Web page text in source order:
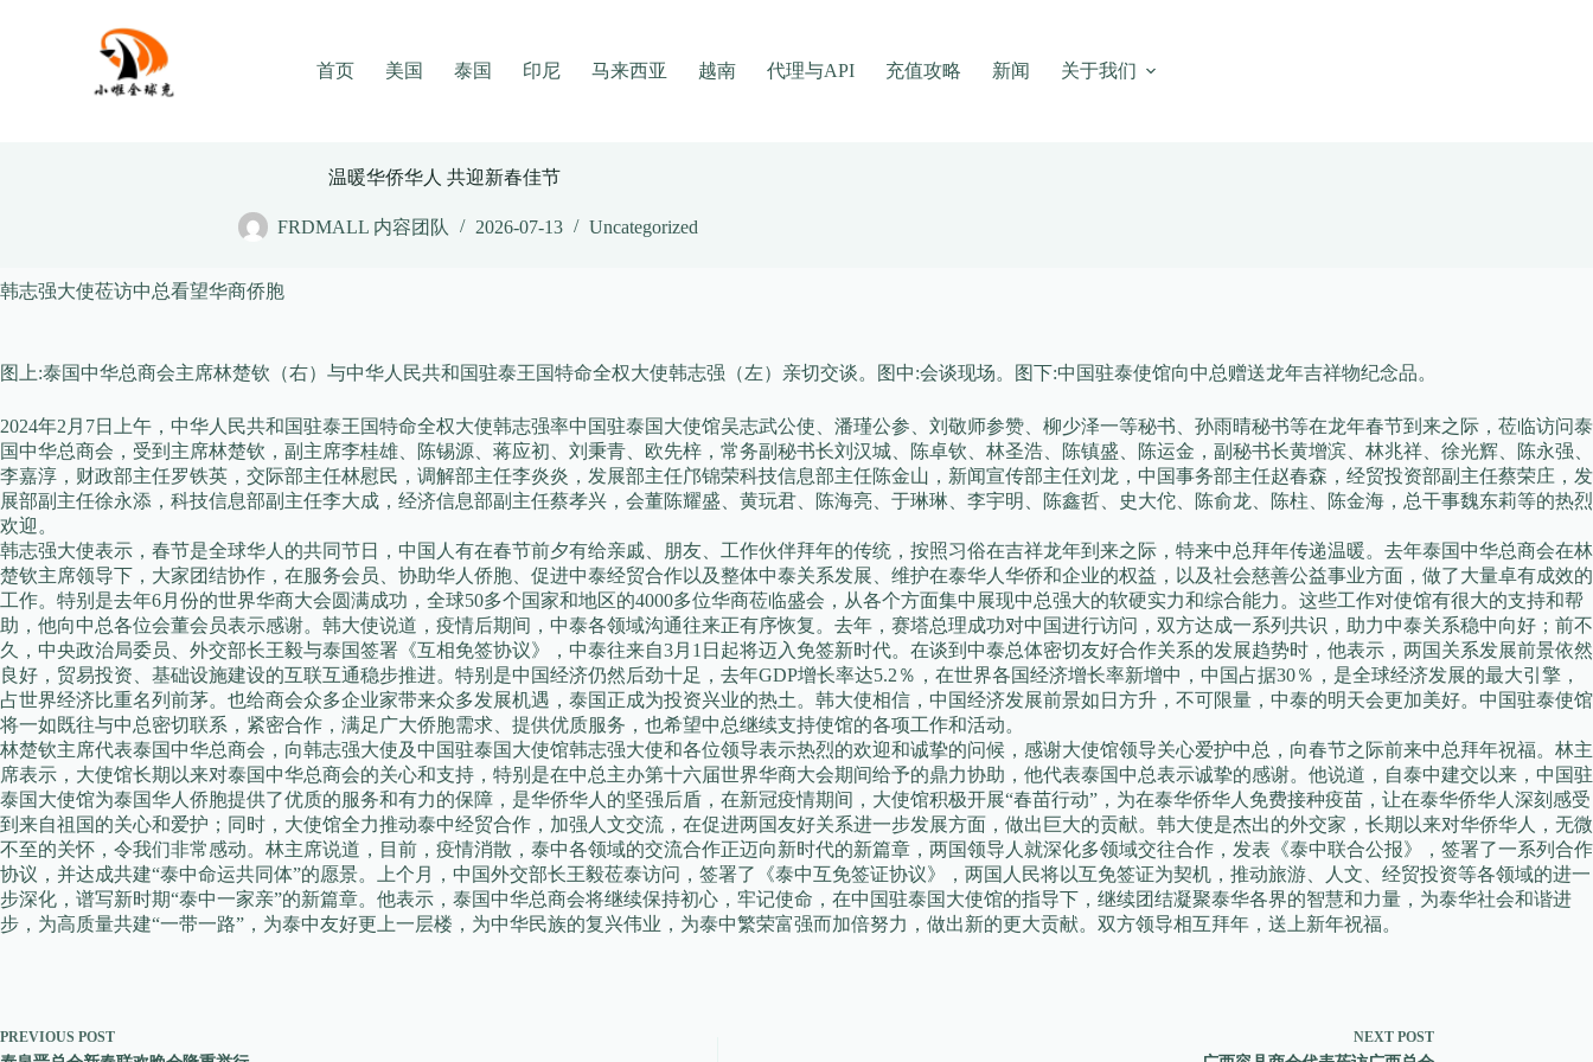
首页
美国 泰国 印尼 马来西亚 越南 代理与API 充值攻略 新闻 关于我们
温暖华侨华人 共迎新春佳节
FRDMALL 内容团队 2026-07-13 Uncategorized
韩志强大使莅访中总看望华商侨胞
图上:泰国中华总商会主席林楚钦（右）与中华人民共和国驻泰王国特命全权大使韩志强（左）亲切交谈。图中:会谈现场。图下:中国驻泰使馆向中总赠送龙年吉祥物纪念品。
2024年2月7日上午，中华人民共和国驻泰王国特命全权大使韩志强率中国驻泰国大使馆吴志武公使、潘瑾公参、刘敬师参赞、柳少泽一等秘书、孙雨晴秘书等在龙年春节到来之际，莅临访问泰
国中华总商会，受到主席林楚钦，副主席李桂雄、陈锡源、蒋应初、刘秉青、欧先梓，常务副秘书长刘汉城、陈卓钦、林圣浩、陈镇盛、陈运金，副秘书长黄增滨、林兆祥、徐光辉、陈永强、
李嘉淳，财政部主任罗铁英，交际部主任林慰民，调解部主任李炎炎，发展部主任邝锦荣科技信息部主任陈金山，新闻宣传部主任刘龙，中国事务部主任赵春森，经贸投资部副主任蔡荣庄，发
展部副主任徐永添，科技信息部副主任李大成，经济信息部副主任蔡孝兴，会董陈耀盛、黄玩君、陈海亮、于琳琳、李宇明、陈鑫哲、史大佗、陈俞龙、陈柱、陈金海，总干事魏东莉等的热烈
欢迎。
韩志强大使表示，春节是全球华人的共同节日，中国人有在春节前夕有给亲戚、朋友、工作伙伴拜年的传统，按照习俗在吉祥龙年到来之际，特来中总拜年传递温暖。去年泰国中华总商会在林
楚钦主席领导下，大家团结协作，在服务会员、协助华人侨胞、促进中泰经贸合作以及整体中泰关系发展、维护在泰华人华侨和企业的权益，以及社会慈善公益事业方面，做了大量卓有成效的
工作。特别是去年6月份的世界华商大会圆满成功，全球50多个国家和地区的4000多位华商莅临盛会，从各个方面集中展现中总强大的软硬实力和综合能力。这些工作对使馆有很大的支持和帮
助，他向中总各位会董会员表示感谢。韩大使说道，疫情后期间，中泰各领域沟通往来正有序恢复。去年，赛塔总理成功对中国进行访问，双方达成一系列共识，助力中泰关系稳中向好；前不
久，中央政治局委员、外交部长王毅与泰国签署《互相免签协议》，中泰往来自3月1日起将迈入免签新时代。在谈到中泰总体密切友好合作关系的发展趋势时，他表示，两国关系发展前景依然
良好，贸易投资、基础设施建设的互联互通稳步推进。特别是中国经济仍然后劲十足，去年GDP增长率达5.2％，在世界各国经济增长率新增中，中国占据30％，是全球经济发展的最大引擎，
占世界经济比重名列前茅。也给商会众多企业家带来众多发展机遇，泰国正成为投资兴业的热土。韩大使相信，中国经济发展前景如日方升，不可限量，中泰的明天会更加美好。中国驻泰使馆
将一如既往与中总密切联系，紧密合作，满足广大侨胞需求、提供优质服务，也希望中总继续支持使馆的各项工作和活动。
林楚钦主席代表泰国中华总商会，向韩志强大使及中国驻泰国大使馆韩志强大使和各位领导表示热烈的欢迎和诚挚的问候，感谢大使馆领导关心爱护中总，向春节之际前来中总拜年祝福。林主
席表示，大使馆长期以来对泰国中华总商会的关心和支持，特别是在中总主办第十六届世界华商大会期间给予的鼎力协助，他代表泰国中总表示诚挚的感谢。他说道，自泰中建交以来，中国驻
泰国大使馆为泰国华人侨胞提供了优质的服务和有力的保障，是华侨华人的坚强后盾，在新冠疫情期间，大使馆积极开展“春苗行动”，为在泰华侨华人免费接种疫苗，让在泰华侨华人深刻感受
到来自祖国的关心和爱护；同时，大使馆全力推动泰中经贸合作，加强人文交流，在促进两国友好关系进一步发展方面，做出巨大的贡献。韩大使是杰出的外交家，长期以来对华侨华人，无微
不至的关怀，令我们非常感动。林主席说道，目前，疫情消散，泰中各领域的交流合作正迈向新时代的新篇章，两国领导人就深化多领域交往合作，发表《泰中联合公报》，签署了一系列合作
协议，并达成共建“泰中命运共同体”的愿景。上个月，中国外交部长王毅莅泰访问，签署了《泰中互免签证协议》，两国人民将以互免签证为契机，推动旅游、人文、经贸投资等各领域的进一
步深化，谱写新时期“泰中一家亲”的新篇章。他表示，泰国中华总商会将继续保持初心，牢记使命，在中国驻泰国大使馆的指导下，继续团结凝聚泰华各界的智慧和力量，为泰华社会和谐进
步，为高质量共建“一带一路”，为泰中友好更上一层楼，为中华民族的复兴伟业，为泰中繁荣富强而加倍努力，做出新的更大贡献。双方领导相互拜年，送上新年祝福。
PREVIOUS POST NEXT POST